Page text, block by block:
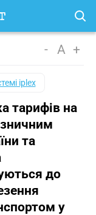
- A +
iplex
тарифів на
та
до
у